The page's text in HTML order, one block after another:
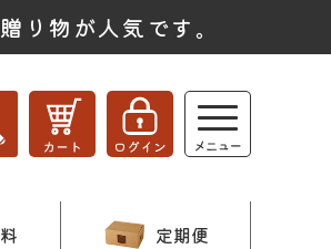
り物が人気です。
定期便